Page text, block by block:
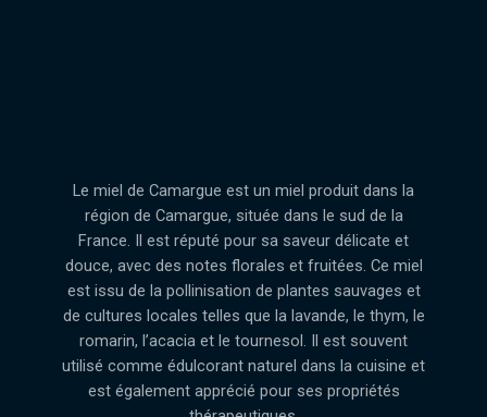
Le miel de Camargue est un miel produit dans la
région de Camargue, située dans le sud de la
France. Il est réputé pour sa saveur délicate et
douce, avec des notes florales et fruitées. Ce miel
est issu de la pollinisation de plantes sauvages et
de cultures locales telles que la lavande, le thym, le
romarin, l’acacia et le tournesol. Il est souvent
utilisé comme édulcorant naturel dans la cuisine et
est également apprécié pour ses propriétés